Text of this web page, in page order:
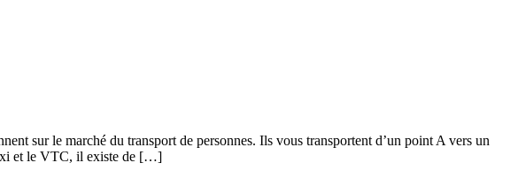
sur le marché du transport de personnes. Ils vous transportent d’un point A vers un
et le VTC, il existe de […]